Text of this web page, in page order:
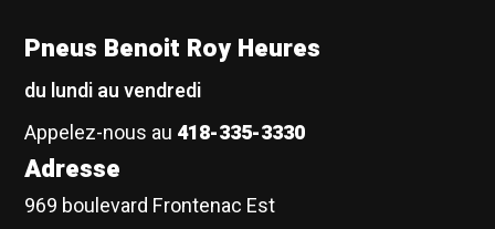
Pneus Benoit Roy Heures
du lundi au vendredi
Appelez-nous au 418-335-3330
Adresse
969 boulevard Frontenac Est